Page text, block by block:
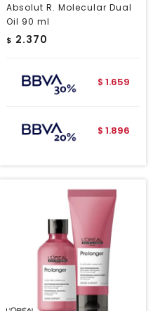
Absolut R. Molecular Dual
Oil 90 ml
$ 2.370
$ 1.659
$ 1.896